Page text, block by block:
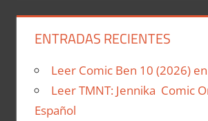
ENTRADAS RECIENTES
Leer Comic Ben 10 (2026)
Leer TMNT: Jennika Comic
Español